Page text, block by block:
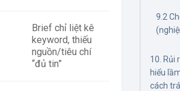
Brief chỉ liệt kê
keyword, thiếu
nguồn/tiêu chí
“đủ tin”
9.2
10. Rủi
hiểu
cách